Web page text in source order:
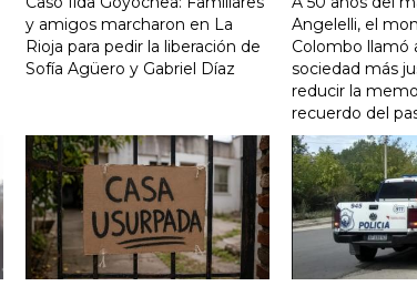
y amigos marcharon en La
Rioja para pedir la liberación de
Sofía Agüero y Gabriel Díaz
Angelelli, el
Colombo llamó
sociedad más
reducir la
recuerdo del